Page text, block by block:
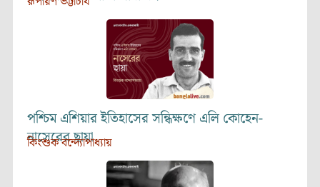
পশ্চিম এশিয়ার ইতিহাসের সন্ধিক্ষণে এলি কোহেন-
নাসেরের ছায়া
কিংশুক বন্দ্যোপাধ্যায়